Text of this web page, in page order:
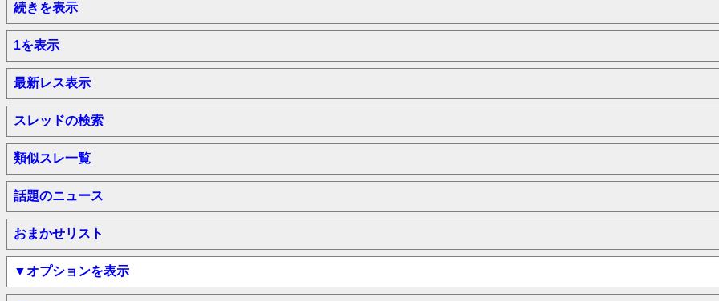
続きを表示
1を表示
最新レス表示
スレッドの検索
類似スレ一覧
話題のニュース
おまかせリスト
▼オプションを表示